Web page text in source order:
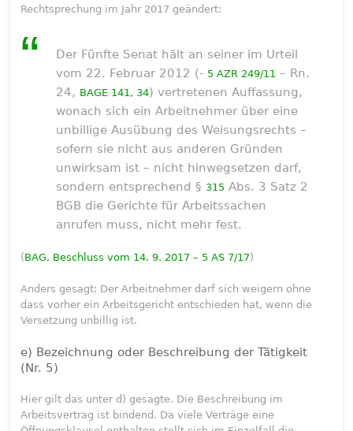
Rechtsprechung im Jahr 2017 geändert:
Der Fünfte Senat hält an seiner im Urteil
vom 22. Februar 2012 (- 5 AZR 249/11 – Rn.
24, BAGE 141, 34) vertretenen Auffassung,
wonach sich ein Arbeitnehmer über eine
unbillige Ausübung des Weisungsrechts –
sofern sie nicht aus anderen Gründen
unwirksam ist – nicht hinwegsetzen darf,
sondern entsprechend § 315 Abs. 3 Satz 2
BGB die Gerichte für Arbeitssachen
anrufen muss, nicht mehr fest.
(BAG, Beschluss vom 14. 9. 2017 – 5 AS 7/17)
Anders gesagt: Der Arbeitnehmer darf sich weigern ohne
dass vorher ein Arbeitsgericht entschieden hat, wenn die
Versetzung unbillig ist.
e) Bezeichnung oder Beschreibung der Tätigkeit
(Nr. 5)
Hier gilt das unter d) gesagte. Die Beschreibung im
Arbeitsvertrag ist bindend. Da viele Verträge eine